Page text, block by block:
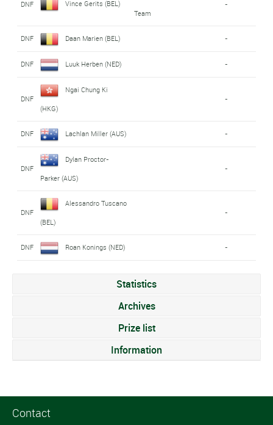
DNF Vince Gerits (BEL)
Team
-
DNF Daan Marien (BEL) -
DNF Luuk Herben (NED) -
DNF
Ngai Chung Ki
(HKG)
-
DNF Lachlan Miller (AUS) -
DNF
Dylan Proctor-
Parker (AUS)
-
DNF
Alessandro Tuscano
(BEL)
-
DNF Roan Konings (NED) -
Statistics
Archives
Prize list
Information
Contact